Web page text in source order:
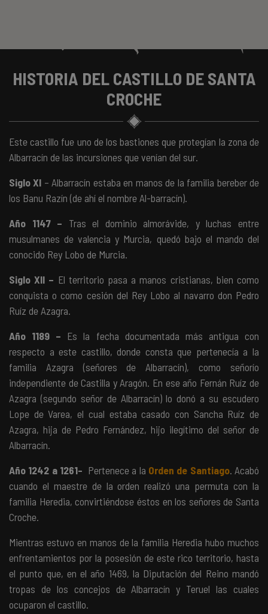
HISTORIA DEL CASTILLO DE SANTA
CROCHE
Este castillo fue uno de los bastiones que protegían la zona de
Albarracín de las incursiones que venían del sur.
Siglo XI – Albarracín estaba en manos de la familia bereber de
los Banu Razín (de ahí el nombre Al-barracín).
Año 1147 – Tras el dominio almorávide, y luchas entre
musulmanes de valencia y Murcia, quedó bajo el mando del
conocido Rey Lobo de Murcia.
Siglo XII – El territorio pasa a manos cristianas, bien como
conquista o como cesión del Rey Lobo al navarro don Pedro
Ruíz de Azagra.
Año 1189 – Es la fecha documentada más antigua con
respecto a este castillo, donde consta que pertenecía a la
familia Azagra (señores de Albarracín), como señorío
independiente de Castilla y Aragón. En ese año Fernán Ruíz de
Azagra (segundo señor de Albarracín) lo donó a su escudero
Lope de Varea, el cual estaba casado con Sancha Ruíz de
Azagra, hija de Pedro Fernández, hijo ilegítimo del señor de
Albarracín.
Año 1242 a 1261- Pertenece a la Orden de Santiago. Acabó
cuando el maestre de la orden realizó una permuta con la
familia Heredia, convirtiéndose éstos en los señores de Santa
Croche.
Mientras estuvo en manos de la familia Heredia hubo muchos
enfrentamientos por la posesión de este rico territorio, hasta
el punto que, en el año 1469, la Diputación del Reino mandó
tropas de los concejos de Albarracín y Teruel las cuales
ocuparon el castillo.